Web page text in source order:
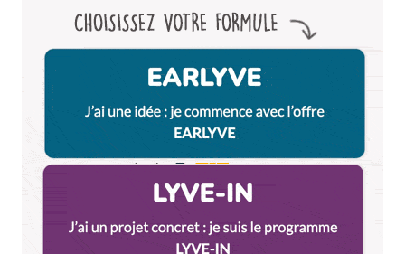
chauffage en hiver et les vitrines qui dégoulinent de
buée…..redhibitoire hélas..
Répondre
Votre adresse e-mail ne sera pas publiée. Les
champs obligatoires sont indiqués avec
Prévenez-moi de tous les nouveaux commentaires